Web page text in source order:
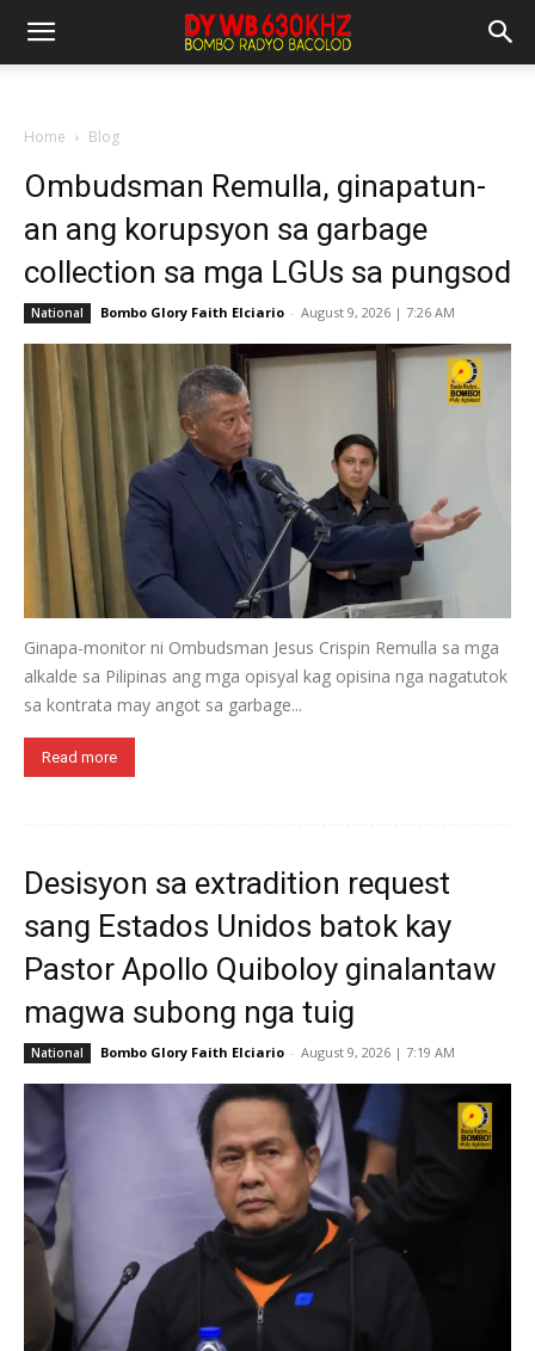
Home Blog
Ombudsman Remulla, ginapatun-
an ang korupsyon sa garbage
collection sa mga LGUs sa pungsod
National Bombo Glory Faith Elciario - August 9, 2026 | 7:26 AM
Ginapa-monitor ni Ombudsman Jesus Crispin Remulla sa mga
alkalde sa Pilipinas ang mga opisyal kag opisina nga nagatutok
sa kontrata may angot sa garbage...
Read more
Desisyon sa extradition request
sang Estados Unidos batok kay
Pastor Apollo Quiboloy ginalantaw
magwa subong nga tuig
National Bombo Glory Faith Elciario - August 9, 2026 | 7:19 AM